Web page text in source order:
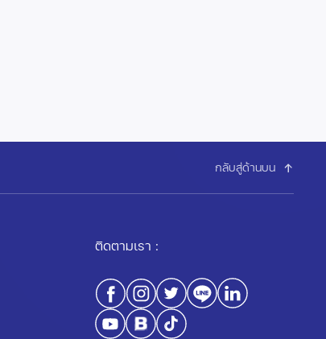
กลับสู่ด้านบน
ติดตามเรา :